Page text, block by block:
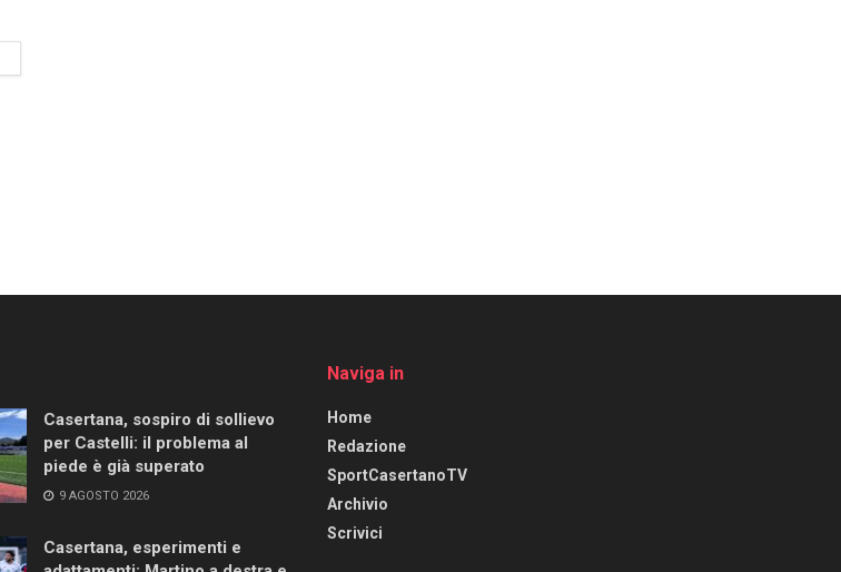
Casertana, sospiro di sollievo
per Castelli: il problema al
piede è già superato
9 AGOSTO 2026
Casertana, esperimenti e
Naviga in
Home
Redazione
SportCasertanoTV
Archivio
Scrivici